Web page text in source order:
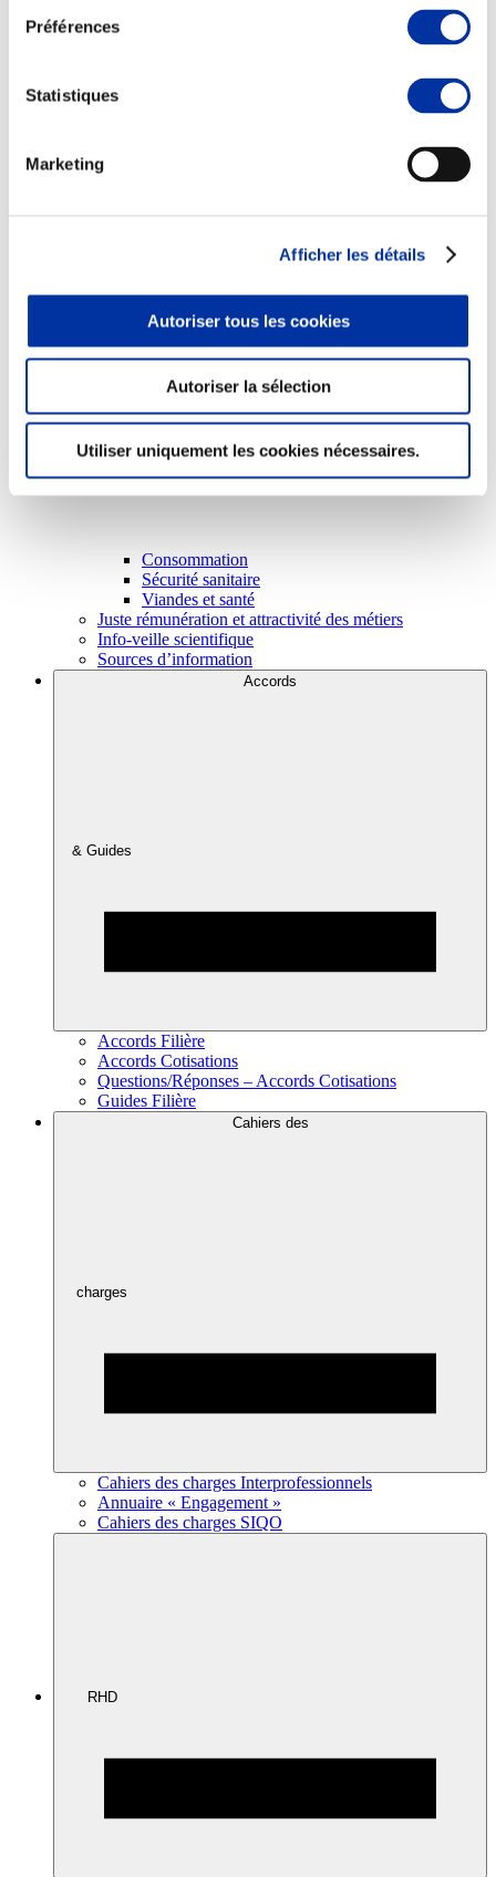
Préférences
Statistiques
Marketing
Afficher les détails
Autoriser tous les cookies
Autoriser la sélection
Utiliser uniquement les cookies nécessaires.
Partenaire Climat
Consommation
Sécurité sanitaire
Viandes et santé
Juste rémunération et attractivité des métiers
Info-veille scientifique
Sources d’information
Accords
& Guides
Accords Filière
Accords Cotisations
Questions/Réponses – Accords Cotisations
Guides Filière
Cahiers des
charges
Cahiers des charges Interprofessionnels
Annuaire « Engagement »
Cahiers des charges SIQO
RHD